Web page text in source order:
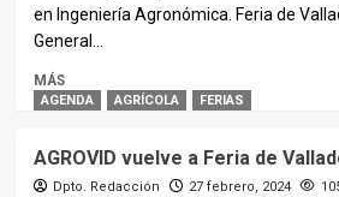
en Ingeniería Agronómica. Feria de
General...
MÁS
AGENDA AGRÍCOLA FERIAS
AGROVID vuelve a Feria de
Dpto. Redacción 27 febrero, 2024